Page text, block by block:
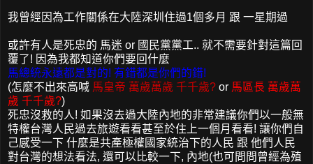
我曾經因為工作關係在大陸深圳住過1個多月 跟 一星期過
或許有人是死忠的 馬迷 or 國民黨黨工.. 就不需要針對這篇回
覆了! 因為我都知道你們要回什麼
馬總統永遠都是對的! 有錯都是你們的錯!
(怎麼不出來高喊 馬皇帝 萬歲萬歲 千千歲? or 馬區長 萬歲萬
歲 千千歲?)
死忠沒救的人! 如果沒去過大陸內地的非常建議你們以一般無
特權台灣人民過去旅遊看看甚至於住上一個月看看! 讓你們自
己感受一下 什麼是共產極權國家統治下的人民 跟 他們人民
對台灣的想法看法, 還可以比較一下, 內地(也可問問曾經為殖